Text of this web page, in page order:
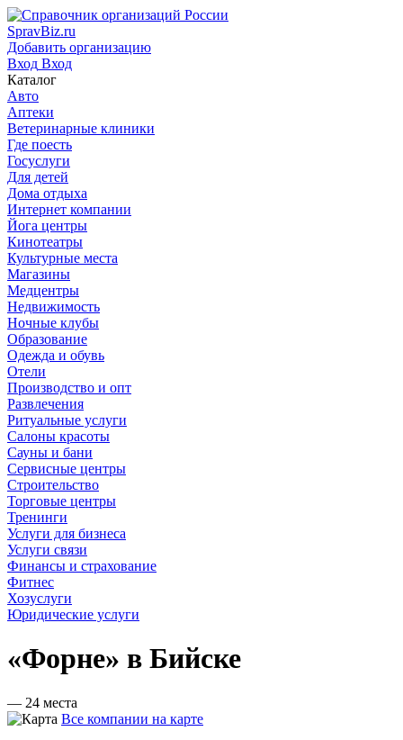
SpravBiz.ru
Добавить организацию
Вход Вход
Каталог
Авто
Аптеки
Ветеринарные клиники
Где поесть
Госуслуги
Для детей
Дома отдыха
Интернет компании
Йога центры
Кинотеатры
Культурные места
Магазины
Медцентры
Недвижимость
Ночные клубы
Образование
Одежда и обувь
Отели
Производство и опт
Развлечения
Ритуальные услуги
Салоны красоты
Сауны и бани
Сервисные центры
Строительство
Торговые центры
Тренинги
Услуги для бизнеса
Услуги связи
Финансы и страхование
Фитнес
Хозуслуги
Юридические услуги
«Форне» в Бийске
— 24 места
Все компании на карте